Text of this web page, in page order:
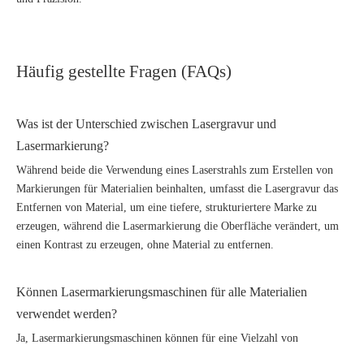
Häufig gestellte Fragen (FAQs)
Was ist der Unterschied zwischen Lasergravur und
Lasermarkierung?
Während beide die Verwendung eines Laserstrahls zum Erstellen von
Markierungen für Materialien beinhalten, umfasst die Lasergravur das
Entfernen von Material, um eine tiefere, strukturiertere Marke zu
erzeugen, während die Lasermarkierung die Oberfläche verändert, um
einen Kontrast zu erzeugen, ohne Material zu entfernen.
Können Lasermarkierungsmaschinen für alle Materialien
verwendet werden?
Ja, Lasermarkierungsmaschinen können für eine Vielzahl von